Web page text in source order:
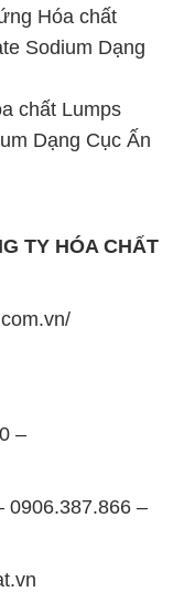
Hóa chất
Sodium Dạng
chất Lumps
Dạng Cục Ấn
TY HÓA CHẤT
–
0906.387.866 –